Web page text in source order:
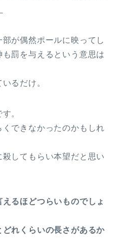
が偶然ポールに映ってし
罰を与えるという意思は
るだけ。
。
できなかったのかもしれ
してもらい本望だと思い
るほどつらいものでしょ
れくらいの長さがあるか